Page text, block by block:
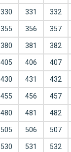
330 331 332
355 356 357
380 381 382
405 406 407
430 431 432
455 456 457
480 481 482
505 506 507
530 531 532